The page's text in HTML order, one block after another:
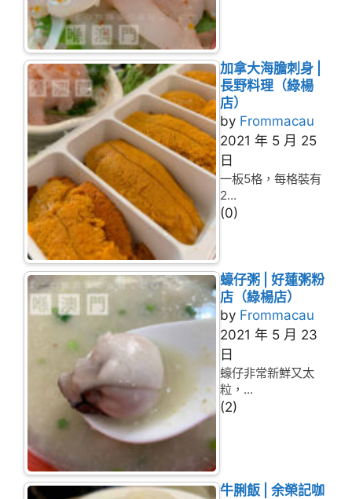
加拿大海膽刺身 |
長野料理（綠楊
店）
by Frommacau
2021 年 5 月 25
日
一板5格，每格裝有
2...
(0)
蠔仔粥 | 好蓮粥粉
店（綠楊店）
by Frommacau
2021 年 5 月 23
日
蠔仔非常新鮮又太
粒，...
(2)
牛脷飯 | 余榮記咖